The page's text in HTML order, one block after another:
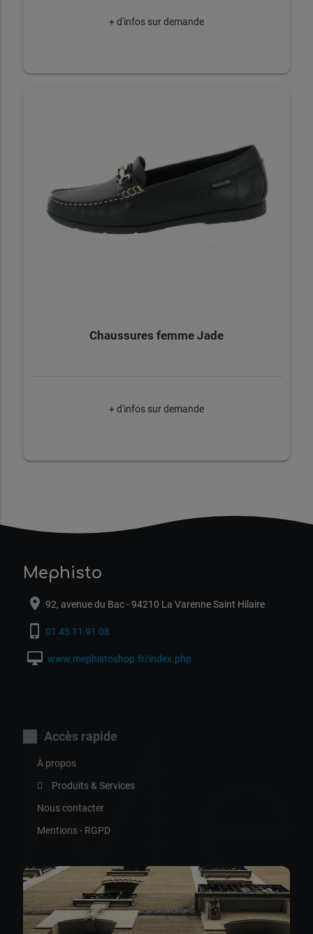
+ d'infos sur demande
Chaussures femme Jade
+ d'infos sur demande
Mephisto
location_on 92, avenue du Bac - 94210 La Varenne Saint Hilaire
phone_iphone 01 45 11 91 08
desktop_mac www.mephistoshop.fr/index.php
Accès rapide
À propos
Produits & Services
Nous contacter
Mentions - RGPD